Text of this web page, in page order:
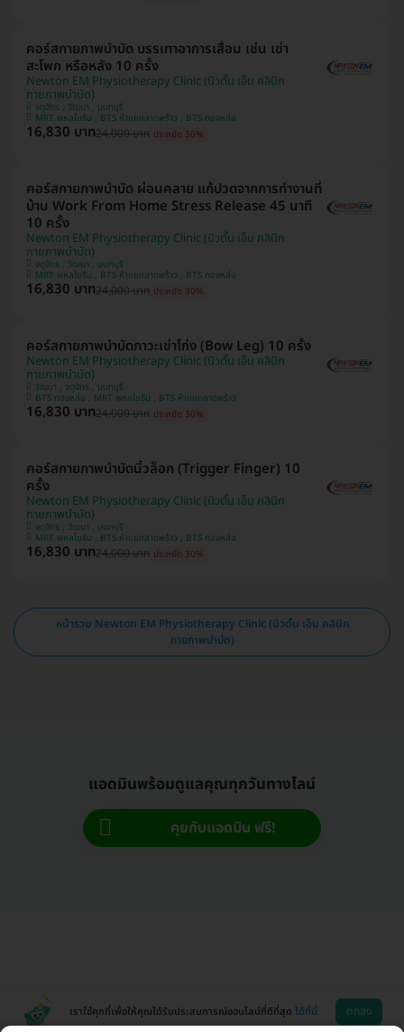
คอร์สกายภาพบำบัด บรรเทาอาการเสื่อม เช่น เข่า
สะโพก หรือหลัง 10 ครั้ง
Newton EM Physiotherapy Clinic (นิวตั้น เอ็ม คลินิก
กายภาพบำบัด)
จตุจักร , วัฒนา , นนทบุรี
MRT พหลโยธิน , BTS ห้าแยกลาดพร้าว , BTS ทองหล่อ
16,830 บาท24,000 บาท ประหยัด 30%
คอร์สกายภาพบำบัด ผ่อนคลาย แก้ปวดจากการทำงานที่
บ้าน Work From Home Stress Release 45 นาที
10 ครั้ง
Newton EM Physiotherapy Clinic (นิวตั้น เอ็ม คลินิก
กายภาพบำบัด)
จตุจักร , วัฒนา , นนทบุรี
MRT พหลโยธิน , BTS ห้าแยกลาดพร้าว , BTS ทองหล่อ
16,830 บาท24,000 บาท ประหยัด 30%
คอร์สกายภาพบำบัดภาวะเข่าโก่ง (Bow Leg) 10 ครั้ง
Newton EM Physiotherapy Clinic (นิวตั้น เอ็ม คลินิก
กายภาพบำบัด)
วัฒนา , จตุจักร , นนทบุรี
BTS ทองหล่อ , MRT พหลโยธิน , BTS ห้าแยกลาดพร้าว
16,830 บาท24,000 บาท ประหยัด 30%
คอร์สกายภาพบำบัดนิ้วล็อก (Trigger Finger) 10
ครั้ง
Newton EM Physiotherapy Clinic (นิวตั้น เอ็ม คลินิก
กายภาพบำบัด)
จตุจักร , วัฒนา , นนทบุรี
MRT พหลโยธิน , BTS ห้าแยกลาดพร้าว , BTS ทองหล่อ
16,830 บาท24,000 บาท ประหยัด 30%
หน้ารวม Newton EM Physiotherapy Clinic (นิวตั้น เอ็ม คลินิก
กายภาพบำบัด)
แอดมินพร้อมดูแลคุณทุกวันทางไลน์
คุยกับแอดมิน ฟรี!
เราใช้คุกกี้เพื่อให้คุณได้รับประสบการณ์ออนไลน์ที่ดีที่สุด ได้ที่นี่ ตกลง